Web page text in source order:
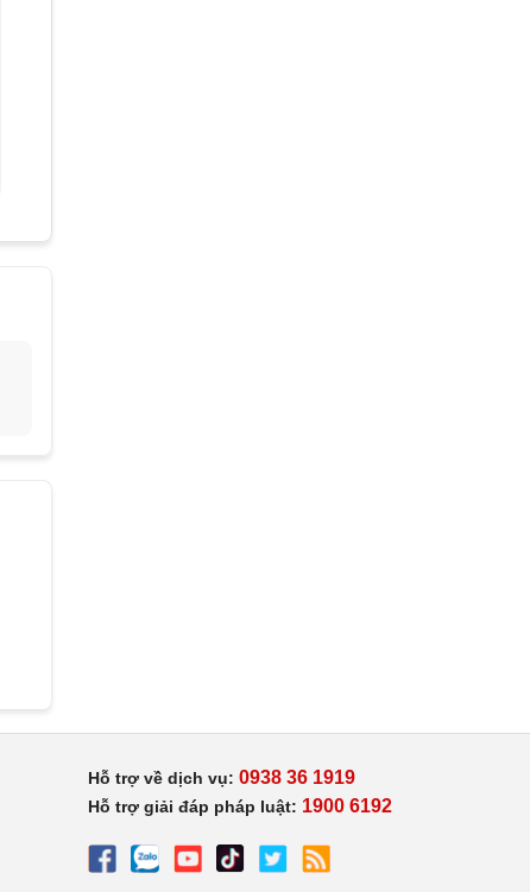
Hỗ trợ về dịch vụ: 0938 36 1919
Hỗ trợ giải đáp pháp luật: 1900 6192